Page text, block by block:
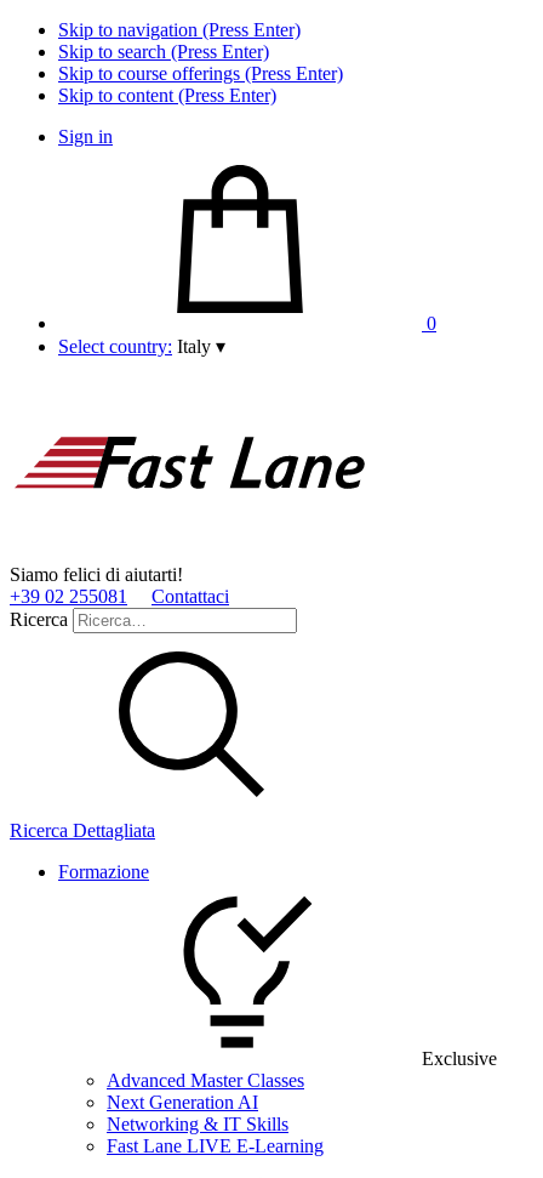
Skip to navigation (Press Enter)
Skip to search (Press Enter)
Skip to course offerings (Press Enter)
Skip to content (Press Enter)
Sign in
0
Select country: Italy ▾
Siamo felici di aiutarti!
+39 02 255081
Contattaci
Ricerca
Ricerca Dettagliata
Formazione
Exclusive
Advanced Master Classes
Next Generation AI
Networking & IT Skills
Fast Lane LIVE E-Learning